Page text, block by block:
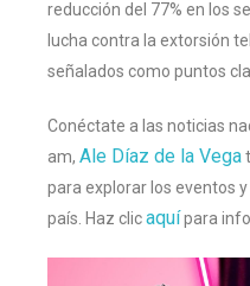
reducción del 77% en los
lucha contra la extorsión
señalados como puntos
Conéctate a las noticias
am, Ale Díaz de la Vega
para explorar los eventos
país. Haz clicaquípara